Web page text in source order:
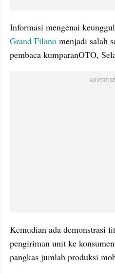
Informasi mengenai
Grand Filano menjadi salah
pembaca kumparanOTO,
Kemudian ada demonstrasi
pengiriman unit ke
pangkas jumlah produksi